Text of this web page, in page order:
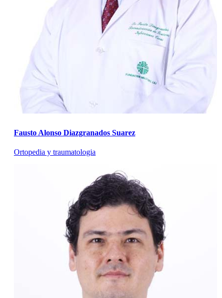
Fausto Alonso Diazgranados Suarez
Ortopedia y traumatologia